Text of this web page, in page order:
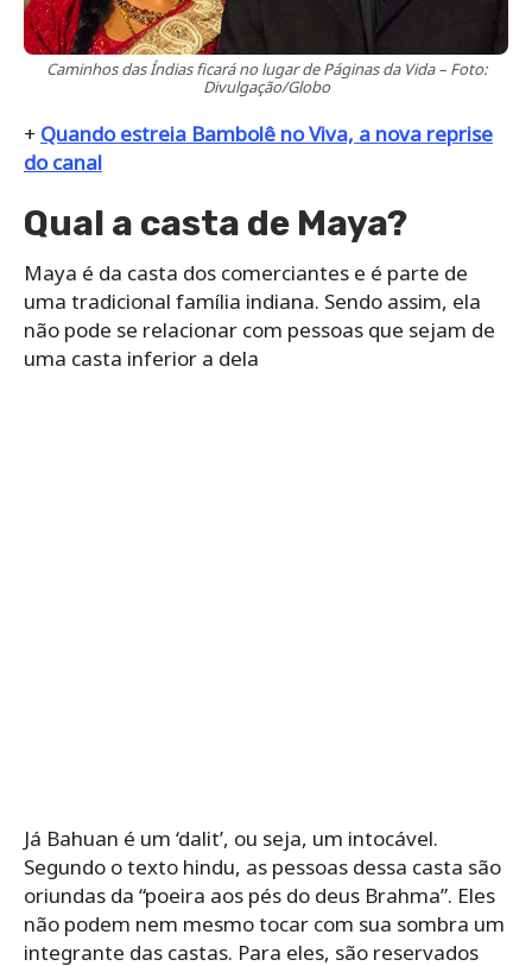
Caminhos das Índias ficará no lugar de Páginas da Vida – Foto:
Divulgação/Globo
+ Quando estreia Bambolê no Viva, a nova reprise
do canal
Qual a casta de Maya?
Maya é da casta dos comerciantes e é parte de
uma tradicional família indiana. Sendo assim, ela
não pode se relacionar com pessoas que sejam de
uma casta inferior a dela
Já Bahuan é um ‘dalit’, ou seja, um intocável.
Segundo o texto hindu, as pessoas dessa casta são
oriundas da “poeira aos pés do deus Brahma”. Eles
não podem nem mesmo tocar com sua sombra um
integrante das castas. Para eles, são reservados